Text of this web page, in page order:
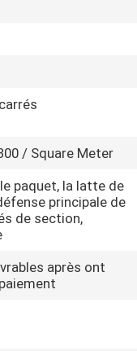
/ Square Meter
paquet, la latte de
principale de
de section,
après ont